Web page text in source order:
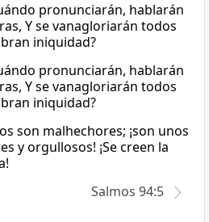
pronunciarán, hablarán
Y se vanagloriarán todos
iniquidad?
pronunciarán, hablarán
Y se vanagloriarán todos
iniquidad?
son malhechores; ¡son unos
y orgullosos! ¡Se creen la
Salmos 94:5